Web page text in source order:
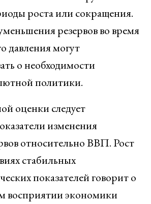
роста или сокращения.
резервов во время
давления могут
о необходимости
политики.
оценки следует
изменения
относительно ВВП. Рост
стабильных
показателей говорит о
восприятии экономики